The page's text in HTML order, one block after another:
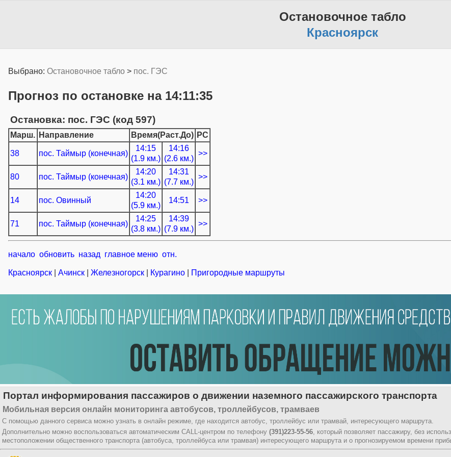
Остановочное табло
Красноярск
Выбрано: Остановочное табло > пос. ГЭС
Прогноз по остановке на 14:11:35
Остановка: пос. ГЭС (код 597)
Марш. Направление Время(Раст.До) РС
38 пос. Таймыр (конечная)
14:15
(1.9 км.)
14:16
(2.6 км.)
>>
80 пос. Таймыр (конечная)
14:20
(3.1 км.)
14:31
(7.7 км.)
>>
14 пос. Овинный
14:20
(5.9 км.)
14:51 >>
71 пос. Таймыр (конечная)
14:25
(3.8 км.)
14:39
(7.9 км.)
>>
начало обновить назад главное меню отн.
Красноярск Ачинск Железногорск Курагино Пригородные маршруты
Портал информирования пассажиров о движении наземного пассажирского транспорта
Мобильная версия онлайн мониторинга автобусов, троллейбусов, трамваев
С помощью данного сервиса можно узнать в онлайн режиме, где находится автобус, троллейбус или трамвай, интересующего маршрута.
Дополнительно можно воспользоваться автоматическим CALL-центром по телефону (391)223-55-56, который позволяет пассажиру, без
местоположении общественного транспорта (автобуса, троллейбуса или трамвая) интересующего маршрута и о прогнозируемом времени